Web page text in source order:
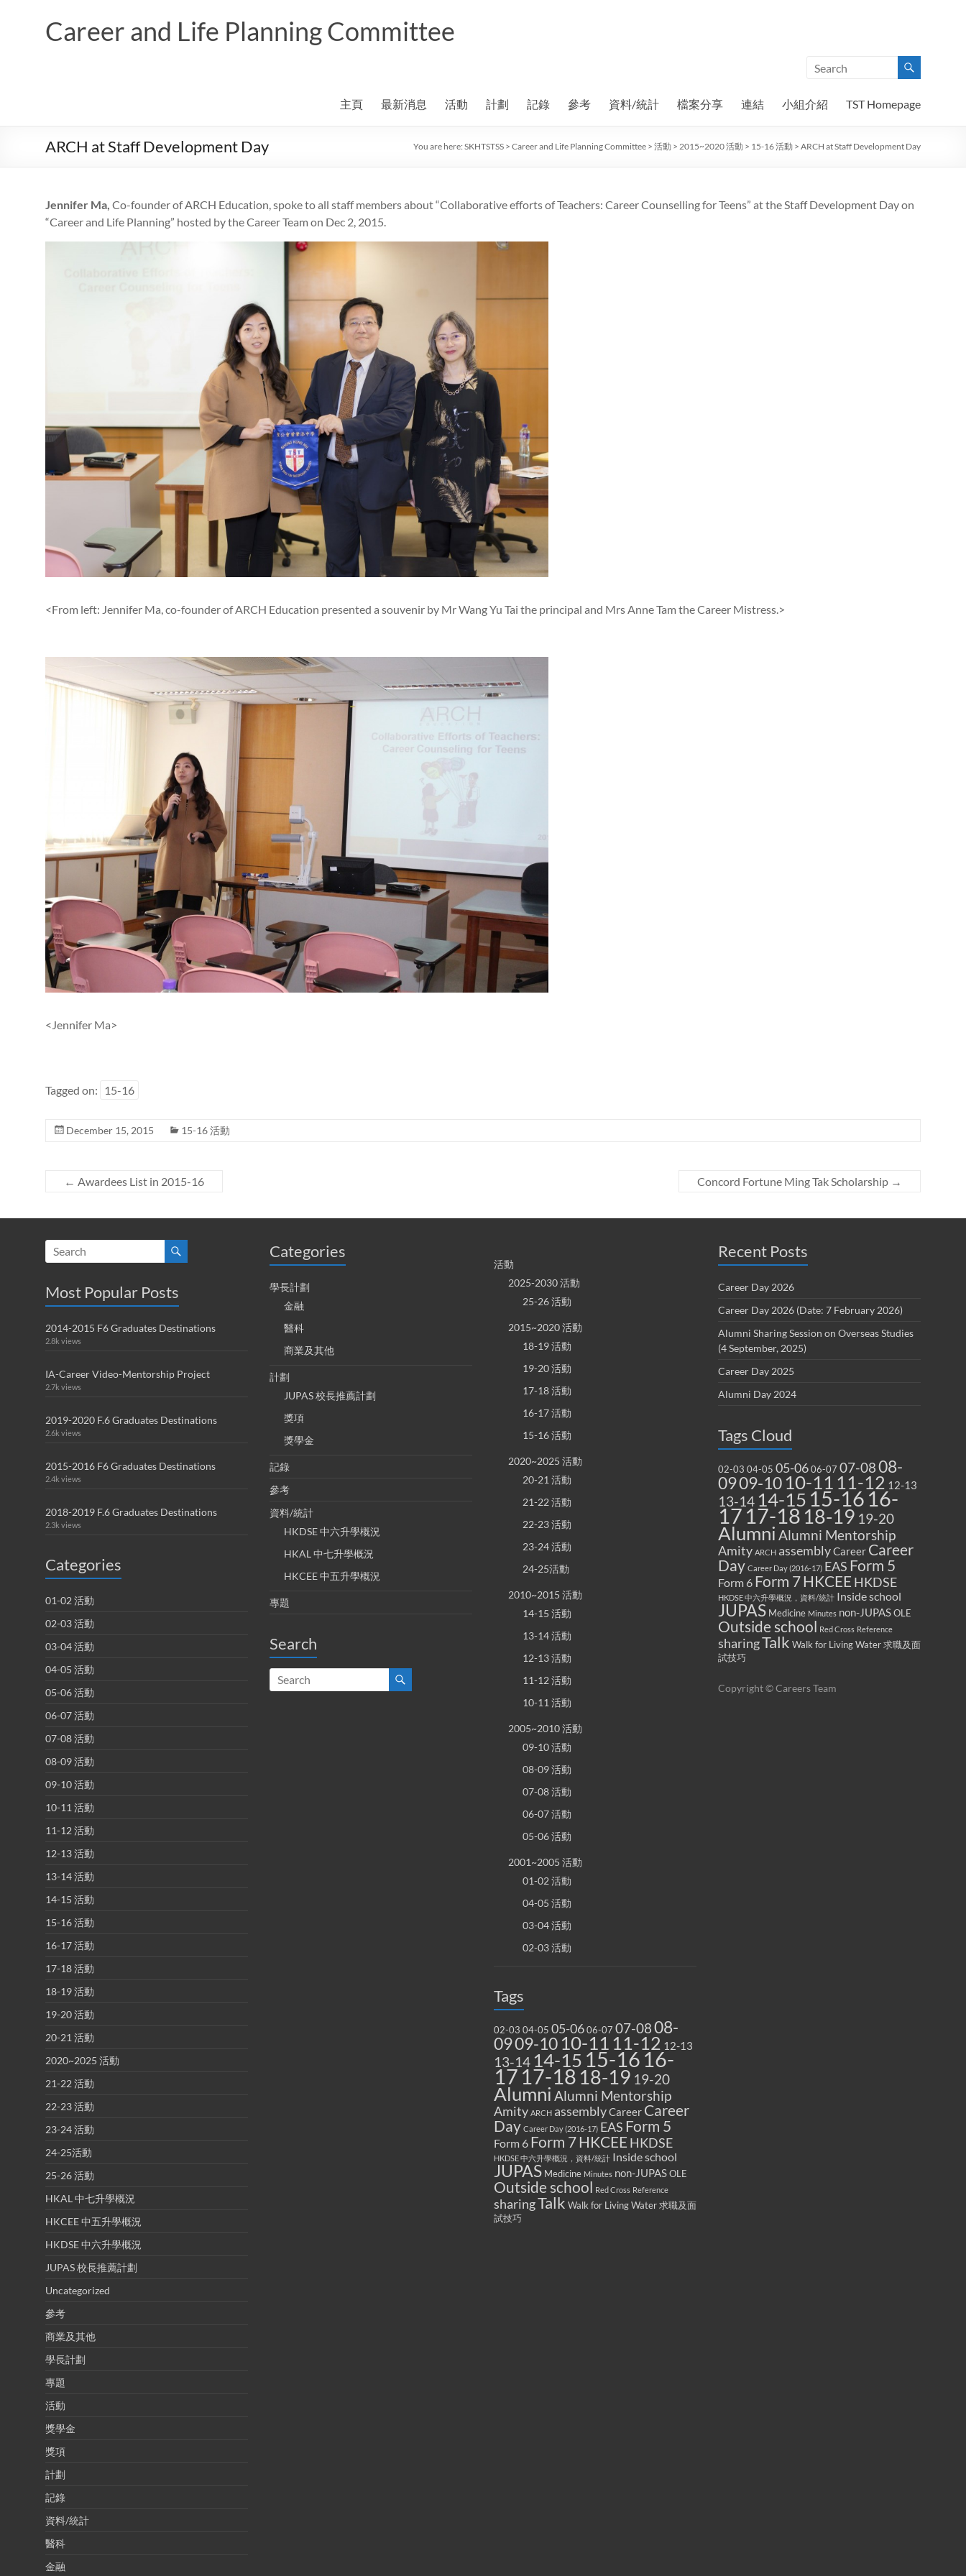
Career and Life Planning Committee
主頁 最新消息 活動 計劃 記錄 參考 資料/統計 檔案分享 連結 小組介紹 TST Homepage
ARCH at Staff Development Day You are here: SKHTSTSS > Career and Life Planning Committee > 活動 > 2015~2020 活動 > 15-16 活動 > ARCH at Staff Development Day
Jennifer Ma, Co-founder of ARCH Education, spoke to all staff members about “Collaborative efforts of Teachers: Career Counselling for Teens” at the Staff Development Day on
“Career and Life Planning” hosted by the Career Team on Dec 2, 2015.
<From left: Jennifer Ma, co-founder of ARCH Education presented a souvenir by Mr Wang Yu Tai the principal and Mrs Anne Tam the Career Mistress.>
<Jennifer Ma>
Tagged on: 15-16
December 15, 2015 15-16 活動
← Awardees List in 2015-16 Concord Fortune Ming Tak Scholarship →
Most Popular Posts
2014-2015 F6 Graduates Destinations
2.8k views
IA-Career Video-Mentorship Project
2.7k views
2019-2020 F.6 Graduates Destinations
2.6k views
2015-2016 F6 Graduates Destinations
2.4k views
2018-2019 F.6 Graduates Destinations
2.3k views
Categories
01-02 活動
02-03 活動
03-04 活動
04-05 活動
05-06 活動
06-07 活動
07-08 活動
08-09 活動
09-10 活動
10-11 活動
11-12 活動
12-13 活動
13-14 活動
14-15 活動
15-16 活動
16-17 活動
17-18 活動
18-19 活動
19-20 活動
20-21 活動
2020~2025 活動
21-22 活動
22-23 活動
23-24 活動
24-25活動
25-26 活動
HKAL 中七升學概況
HKCEE 中五升學概況
HKDSE 中六升學概況
JUPAS 校長推薦計劃
Uncategorized
參考
商業及其他
學長計劃
專題
活動
獎學金
獎項
計劃
記錄
資料/統計
醫科
金融
Categories
學長計劃
金融
醫科
商業及其他
計劃
JUPAS 校長推薦計劃
獎項
獎學金
記錄
參考
資料/統計
HKDSE 中六升學概況
HKAL 中七升學概況
HKCEE 中五升學概況
專題
Search
活動
2025-2030 活動
25-26 活動
2015~2020 活動
18-19 活動
19-20 活動
17-18 活動
16-17 活動
15-16 活動
2020~2025 活動
20-21 活動
21-22 活動
22-23 活動
23-24 活動
24-25活動
2010~2015 活動
14-15 活動
13-14 活動
12-13 活動
11-12 活動
10-11 活動
2005~2010 活動
09-10 活動
08-09 活動
07-08 活動
06-07 活動
05-06 活動
2001~2005 活動
01-02 活動
04-05 活動
03-04 活動
02-03 活動
Tags
02-03 04-05 05-0606-07 07-0808-
0909-10 10-11 11-12 12-13
13-14 14-15 15-16 16-
17 17-18 18-19 19-20
Alumni Alumni Mentorship
Amity ARCH assemblyCareer Career
Day Career Day (2016-17) EAS Form 5
Form 6 Form 7HKCEE HKDSE
HKDSE 中六升學概況，資料/統計 Inside school
JUPAS Medicine Minutes non-JUPASOLE
Outside school Red Cross Reference
sharingTalk Walk for Living Water求職及面
試技巧
Recent Posts
Career Day 2026
Career Day 2026 (Date: 7 February 2026)
Alumni Sharing Session on Overseas Studies
(4 September, 2025)
Career Day 2025
Alumni Day 2024
Tags Cloud
02-03 04-05 05-0606-07 07-0808-
0909-10 10-11 11-12 12-13
13-14 14-15 15-16 16-
17 17-18 18-19 19-20
Alumni Alumni Mentorship
Amity ARCH assemblyCareer Career
Day Career Day (2016-17) EAS Form 5
Form 6 Form 7HKCEE HKDSE
HKDSE 中六升學概況，資料/統計 Inside school
JUPAS Medicine Minutes non-JUPASOLE
Outside school Red Cross Reference
sharingTalk Walk for Living Water求職及面
試技巧
Copyright © Careers Team